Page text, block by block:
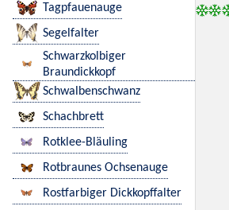
Tagpfauenauge
Segelfalter
Schwarzkolbiger
Braundickkopf
Schwalbenschwanz
Schachbrett
Rotklee-Bläuling
Rotbraunes Ochsenauge
Rostfarbiger Dickkopffalter